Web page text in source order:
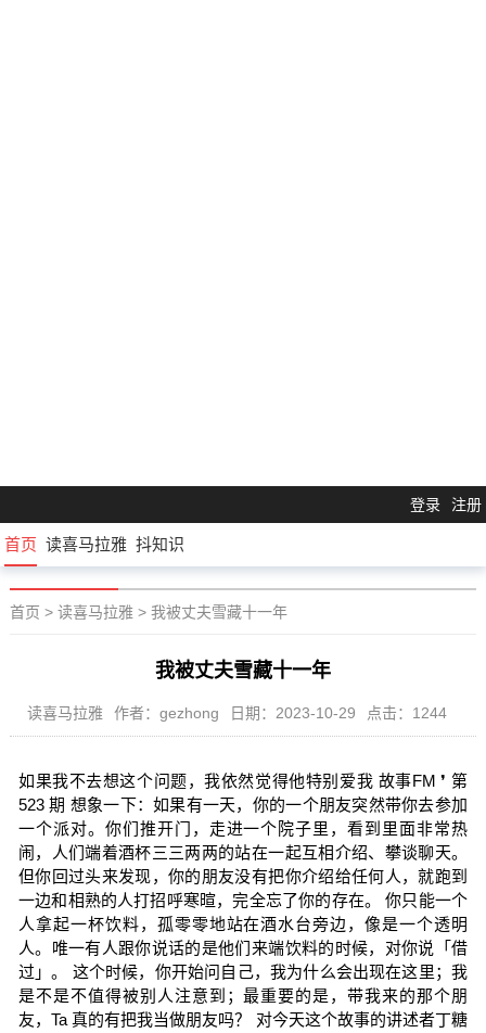
登录 注册
首页 读喜马拉雅 抖知识
首页 > 读喜马拉雅> 我被丈夫雪藏十一年
我被丈夫雪藏十一年
读喜马拉雅 作者：gezhong 日期：2023-10-29 点击：1244
如果我不去想这个问题，我依然觉得他特别爱我 故事FM ❜ 第
523 期 想象一下：如果有一天，你的一个朋友突然带你去参加
一个派对。你们推开门，走进一个院子里，看到里面非常热
闹，人们端着酒杯三三两两的站在一起互相介绍、攀谈聊天。
但你回过头来发现，你的朋友没有把你介绍给任何人，就跑到
一边和相熟的人打招呼寒暄，完全忘了你的存在。 你只能一个
人拿起一杯饮料，孤零零地站在酒水台旁边，像是一个透明
人。唯一有人跟你说话的是他们来端饮料的时候，对你说「借
过」。 这个时候，你开始问自己，我为什么会出现在这里；我
是不是不值得被别人注意到；最重要的是，带我来的那个朋
友，Ta 真的有把我当做朋友吗？ 对今天这个故事的讲述者丁糖